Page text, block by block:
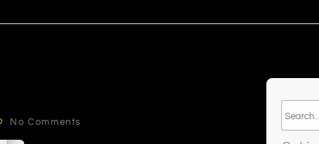
No Comments